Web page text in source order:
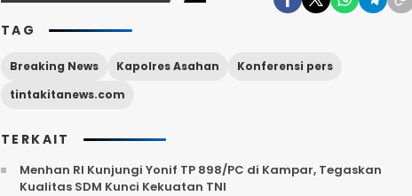
TAG
Breaking News Kapolres Asahan
Konferensi pers
tintakitanews.com
TERKAIT
Menhan RI Kunjungi Yonif TP 898/PC di Kampar, Tegaskan
Kualitas SDM Kunci Kekuatan TNI